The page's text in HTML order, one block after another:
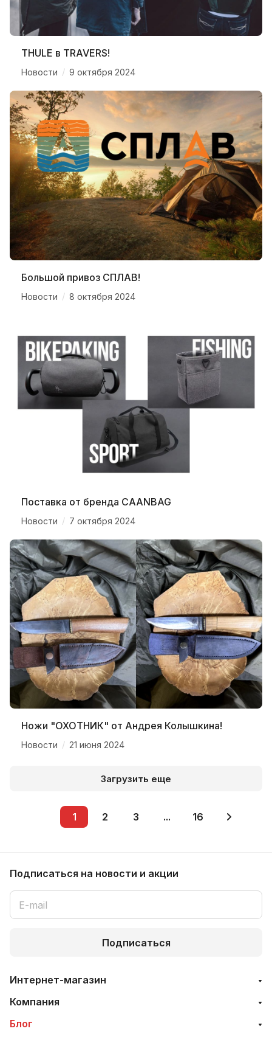
THULE в TRAVERS!
Новости / 9 октября 2024
Большой привоз СПЛАВ!
Новости / 8 октября 2024
Поставка от бренда CAANBAG
Новости / 7 октября 2024
Ножи "ОХОТНИК" от Андрея Колышкина!
Новости / 21 июня 2024
Загрузить еще
1 2 3 ... 16
Подписаться на новости и акции
Подписаться
Интернет-магазин
Компания
Блог